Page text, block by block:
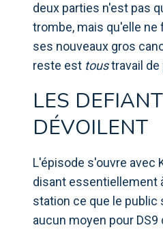
deux parties n'est pas
trombe, mais qu'elle ne
ses nouveaux gros
reste est toustravail de
LES
DÉVOILENT
L'épisode s'ouvre avec
disant essentiellement
station ce que le public
aucun moyen pour DS9